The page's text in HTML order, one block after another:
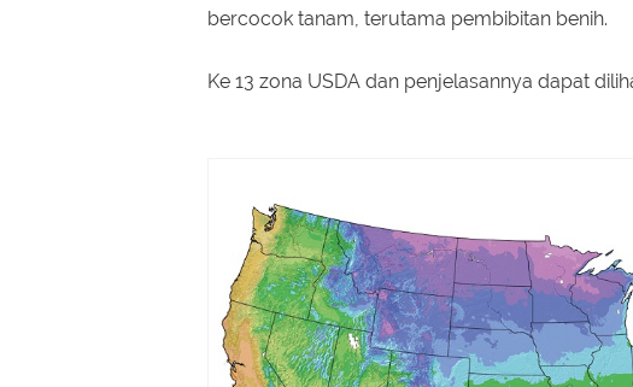
bercocok tanam, terutama pembibitan benih.
Ke 13 zona USDA dan penjelasannya dapat